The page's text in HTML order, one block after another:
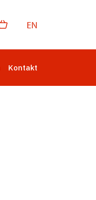
EN
Kontakt